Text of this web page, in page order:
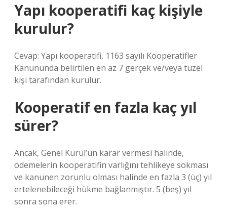
Yapı kooperatifi kaç kişiyle
kurulur?
Cevap: Yapı kooperatifi, 1163 sayılı Kooperatifler
Kanununda belirtilen en az 7 gerçek ve/veya tüzel
kişi tarafından kurulur.
Kooperatif en fazla kaç yıl
sürer?
Ancak, Genel Kurul’un karar vermesi halinde,
ödemelerin kooperatifin varlığını tehlikeye sokması
ve kanunen zorunlu olması halinde en fazla 3 (üç) yıl
ertelenebileceği hükme bağlanmıştır. 5 (beş) yıl
sonra sona erer.